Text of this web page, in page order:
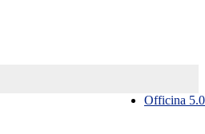
Officina 5.0